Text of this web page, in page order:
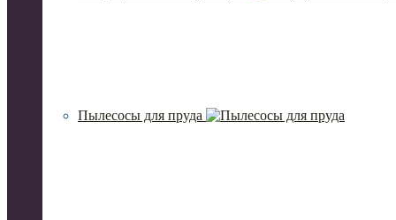
Пылесосы для пруда